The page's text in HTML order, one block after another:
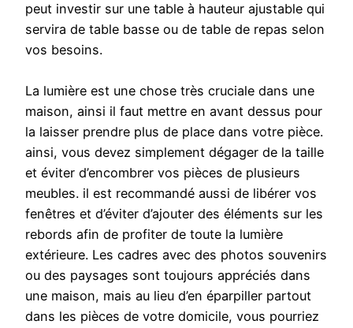
peut investir sur une table à hauteur ajustable qui
servira de table basse ou de table de repas selon
vos besoins.
La lumière est une chose très cruciale dans une
maison, ainsi il faut mettre en avant dessus pour
la laisser prendre plus de place dans votre pièce.
ainsi, vous devez simplement dégager de la taille
et éviter d’encombrer vos pièces de plusieurs
meubles. il est recommandé aussi de libérer vos
fenêtres et d’éviter d’ajouter des éléments sur les
rebords afin de profiter de toute la lumière
extérieure. Les cadres avec des photos souvenirs
ou des paysages sont toujours appréciés dans
une maison, mais au lieu d’en éparpiller partout
dans les pièces de votre domicile, vous pourriez